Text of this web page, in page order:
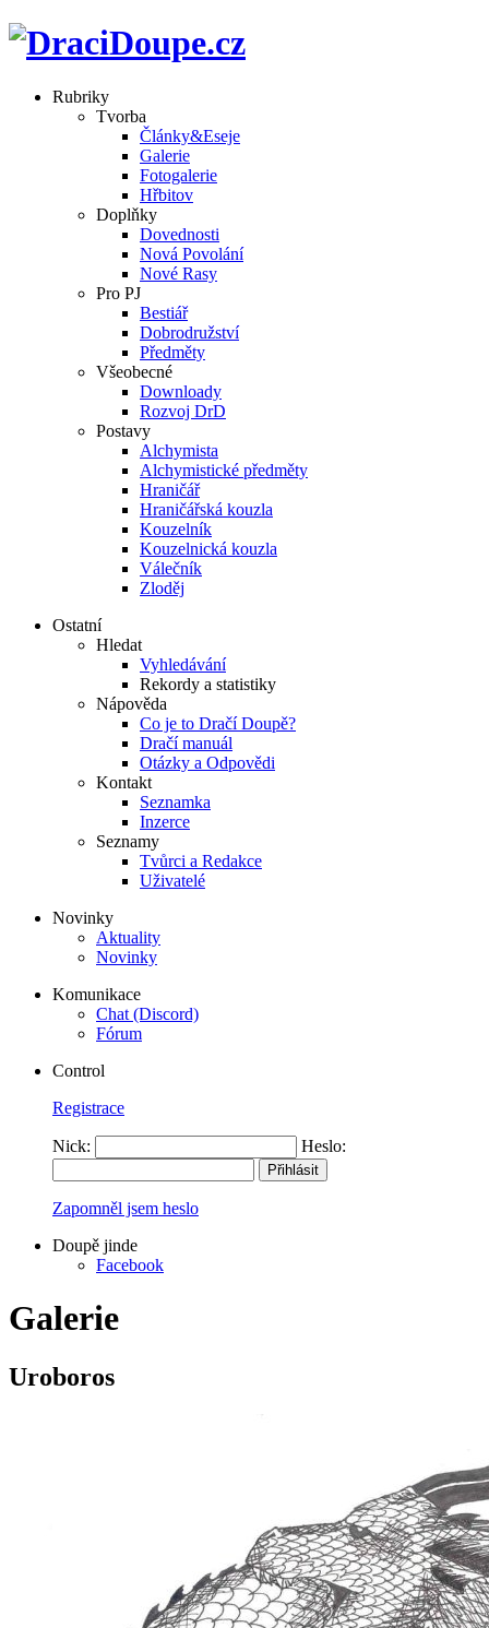
Rubriky
Tvorba
Články&Eseje
Galerie
Fotogalerie
Hřbitov
Doplňky
Dovednosti
Nová Povolání
Nové Rasy
Pro PJ
Bestiář
Dobrodružství
Předměty
Všeobecné
Downloady
Rozvoj DrD
Postavy
Alchymista
Alchymistické předměty
Hraničář
Hraničářská kouzla
Kouzelník
Kouzelnická kouzla
Válečník
Zloděj
Ostatní
Hledat
Vyhledávání
Rekordy a statistiky
Nápověda
Co je to Dračí Doupě?
Dračí manuál
Otázky a Odpovědi
Kontakt
Seznamka
Inzerce
Seznamy
Tvůrci a Redakce
Uživatelé
Novinky
Aktuality
Novinky
Komunikace
Chat (Discord)
Fórum
Control
Registrace
Nick: Heslo:
Zapomněl jsem heslo
Doupě jinde
Facebook
Galerie
Uroboros